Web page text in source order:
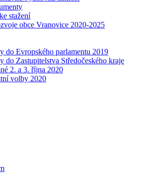
stažení
obce Vranovice 2020-2025
do Evropského parlamentu 2019
do Zastupitelstva Středočeského kraje
2. a 3. října 2020
volby 2020